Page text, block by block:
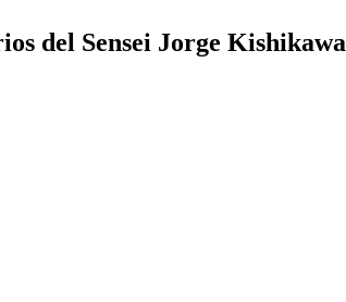
del Sensei Jorge Kishikawa